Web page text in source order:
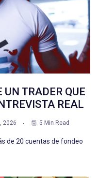
UN TRADER QUE
REAL
2026 5 Min Read
de 20 cuentas de fondeo